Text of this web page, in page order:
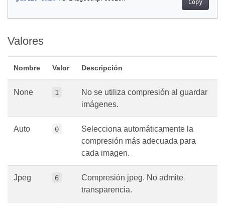
Copy
Valores
Nombre Valor Descripción
None 1
No se utiliza compresión al guardar
imágenes.
Auto 0
Selecciona automáticamente la
compresión más adecuada para
cada imagen.
Jpeg 6
Compresión jpeg. No admite
transparencia.